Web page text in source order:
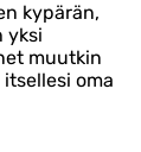
kypärän,
yksi
muutkin
oma